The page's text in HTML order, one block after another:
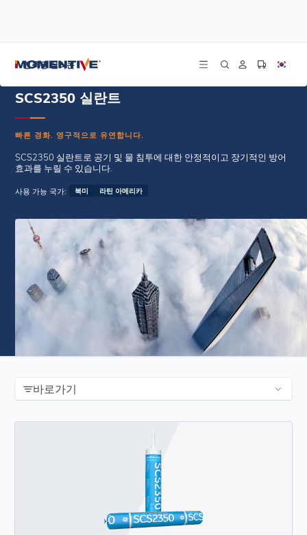
건축용 실리콘
SCS2350 실란트
빠른 경화. 영구적으로 유연합니다.
SCS2350 실란트로 공기 및 물 침투에 대한 안정적이고 장기적인 방어
효과를 누릴 수 있습니다.
사용 가능 국가: 북미 라틴 아메리카
바로가기